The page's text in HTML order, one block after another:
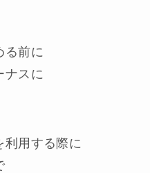
る前に
ナス に
利用する際に